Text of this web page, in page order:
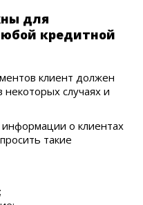
для
кредитной
клиент должен
случаях и
о клиентах
такие